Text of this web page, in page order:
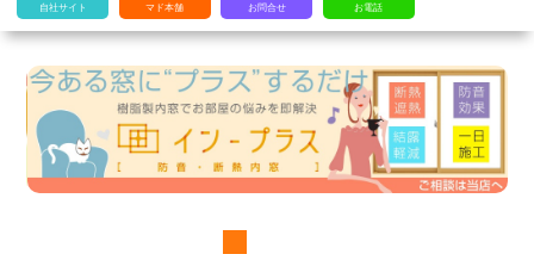
自社サイト マド本舗 お問合せ お電話